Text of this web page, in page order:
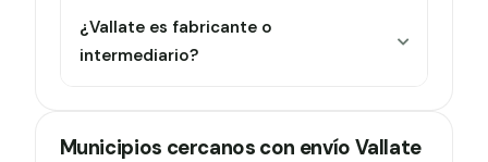
¿Vallate es fabricante o
intermediario?
Municipios cercanos con envío Vallate